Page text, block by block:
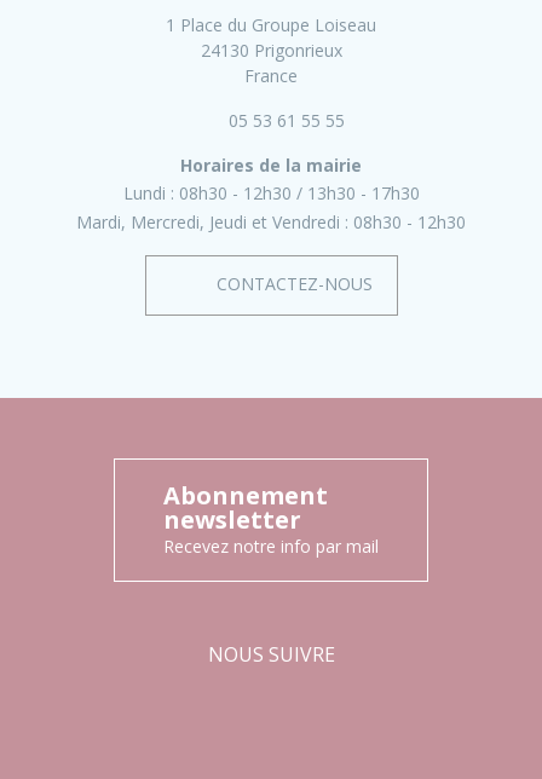
1 Place du Groupe Loiseau
24130 Prigonrieux
France
05 53 61 55 55
Horaires de la mairie
Lundi : 08h30 - 12h30
13h30 - 17h30
Mardi, Mercredi, Jeudi et Vendredi : 08h30 - 12h30
CONTACTEZ-NOUS
Abonnement
newsletter
Recevez notre info par mail
NOUS SUIVRE